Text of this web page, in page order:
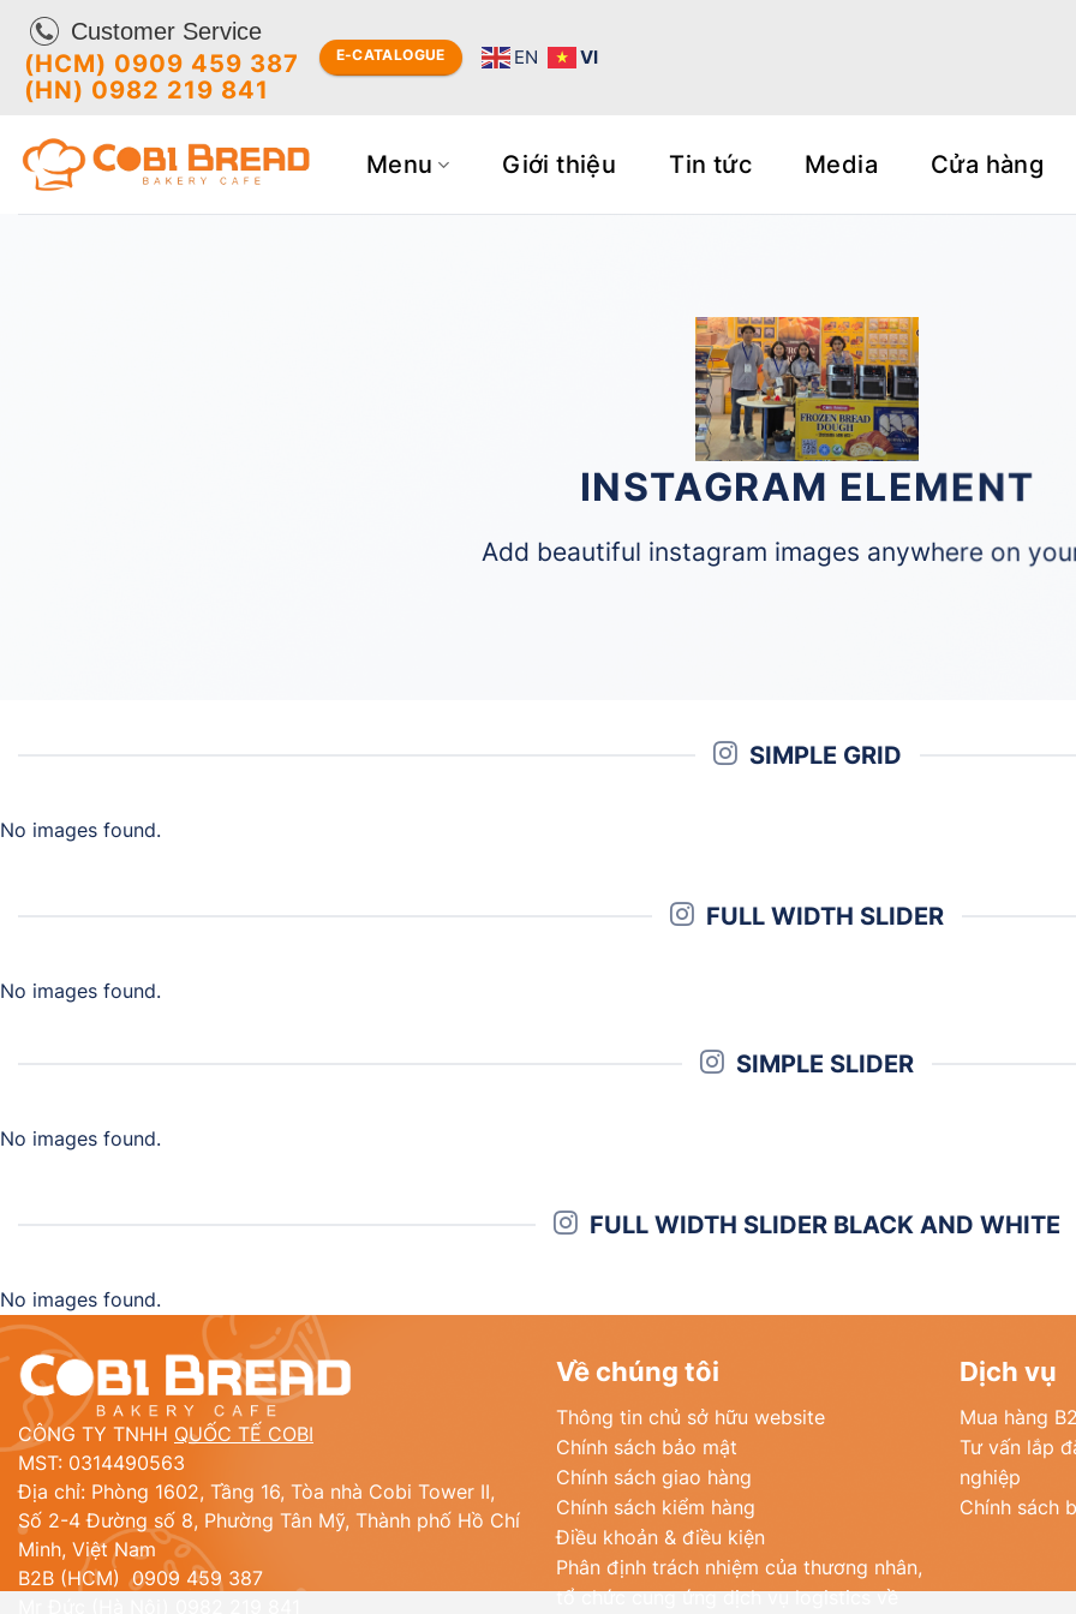
qua
dung
Customer Service
(HCM) 0909 459 387
(HN) 0982 219 841
E-CATALOGUE EN VI
Menu Giới thiệu Tin tức Media Cửa hàng
INSTAGRAM ELEMENT
Add beautiful instagram images anywhere on
SIMPLE GRID
No images found.
FULL WIDTH SLIDER
No images found.
SIMPLE SLIDER
No images found.
FULL WIDTH SLIDER BLACK AND WHITE
No images found.
CÔNG TY TNHH QUỐC TẾ COBI
MST: 0314490563
Địa chỉ: Phòng 1602, Tầng 16, Tòa nhà Cobi Tower II,
Số 2-4 Đường số 8, Phường Tân Mỹ, Thành phố Hồ Chí
Minh, Việt Nam
B2B (HCM) 0909 459 387
Về chúng tôi
Thông tin chủ sở hữu website
Chính sách bảo mật
Chính sách giao hàng
Chính sách kiểm hàng
Điều khoản & điều kiện
Phân định trách nhiệm của thương nhân,
tổ chức cung ứng dịch vụ logistics về
Dịch vụ
Mua hàng
Tư vấn lắp
nghiệp
Chính sách